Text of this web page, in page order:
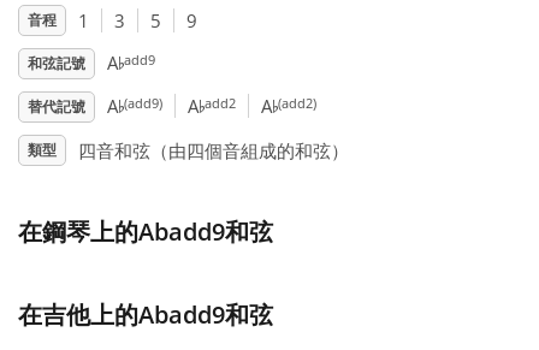
Español
Français
한국어
हिन्दी
Italiano
音程 1 3 5 9
和弦記號 A♭add9
替代記號 A♭(add9) A♭add2 A♭(add2)
類型 四音和弦（由四個音組成的和弦）
在鋼琴上的Abadd9和弦
在吉他上的Abadd9和弦